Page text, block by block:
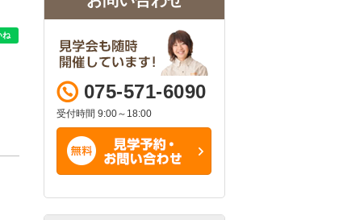
075-571-6090
受付時間 9:00～18:00